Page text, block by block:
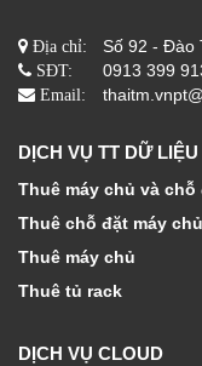
Địa chỉ: Số 92 - Đào
SĐT: 0913 399
Email:
DỊCH VỤ TT DỮ LIỆU
Thuê máy chủ và chỗ
Thuê chỗ đặt máy chủ
Thuê máy chủ
Thuê tủ rack
DỊCH VỤ CLOUD